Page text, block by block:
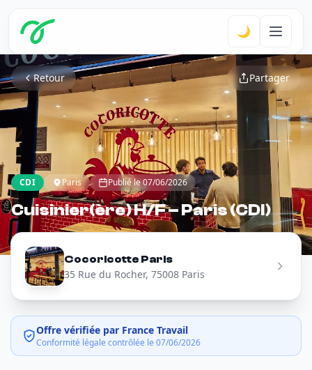
🌙
Retour Partager
CDI Paris Publié le 07/06/2026
Cuisinier(ère) H/F – Paris (CDI)
Cocoricotte Paris
35 Rue du Rocher, 75008 Paris
Offre vérifiée par France Travail
Conformité légale contrôlée le 07/06/2026